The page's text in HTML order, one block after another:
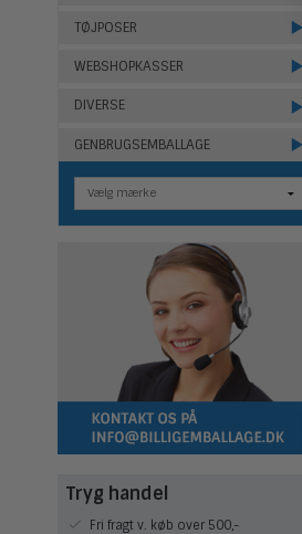
TØJPOSER
WEBSHOPKASSER
DIVERSE
GENBRUGSEMBALLAGE
Tryg handel
Fri fragt v. køb over 500,-